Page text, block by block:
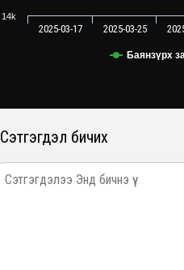
Баянзүрх
2025-03-17 2025-03-25
14k
Сэтгэгдэл бичих